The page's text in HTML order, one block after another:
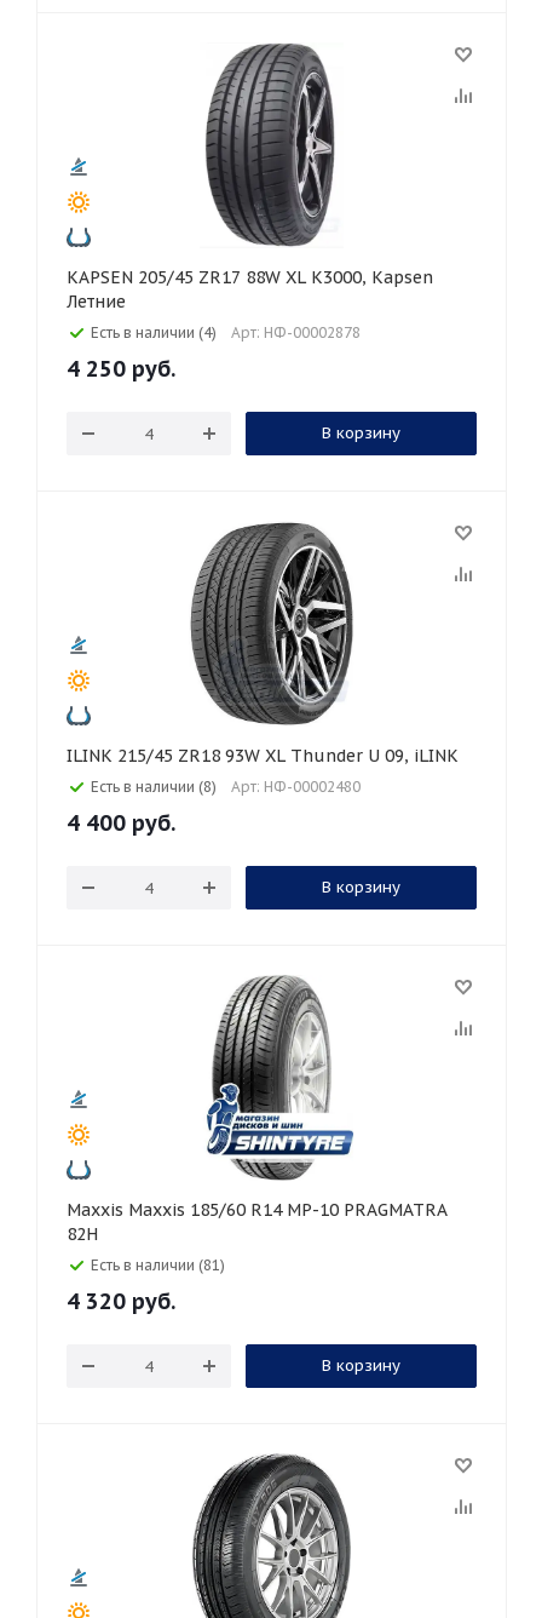
KAPSEN 205/45 ZR17 88W XL K3000, Kapsen
Летние
Есть в наличии (4) Арт: НФ-00002878
4 250 руб.
В корзину
ILINK 215/45 ZR18 93W XL Thunder U 09, iLINK
Есть в наличии (8) Арт: НФ-00002480
4 400 руб.
В корзину
Maxxis Maxxis 185/60 R14 MP-10 PRAGMATRA
82H
Есть в наличии (81)
4 320 руб.
В корзину